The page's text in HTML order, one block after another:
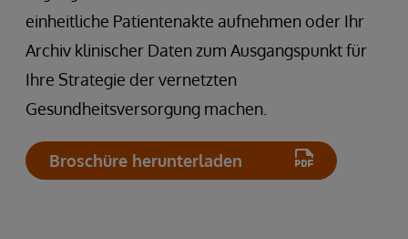
einheitliche Patientenakte aufnehmen oder Ihr
Archiv klinischer Daten zum Ausgangspunkt für
Ihre Strategie der vernetzten
Gesundheitsversorgung machen.
Broschüre herunterladen